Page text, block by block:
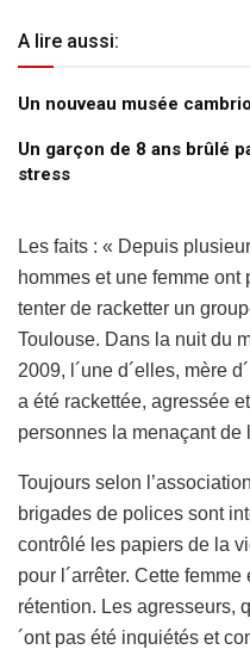
A lire aussi:
Un nouveau musée
Un garçon de 8 ans brûlé
stress
Les faits : « Depuis
hommes et une femme ont
tenter de racketter un
Toulouse. Dans la nuit du
2009, l´une d´elles, mère
a été rackettée, agressée
personnes la menaçant de
Toujours selon
brigades de polices sont
contrôlé les papiers de la
pour l´arrêter. Cette
rétention. Les agresseurs,
´ont pas été inquiétés et